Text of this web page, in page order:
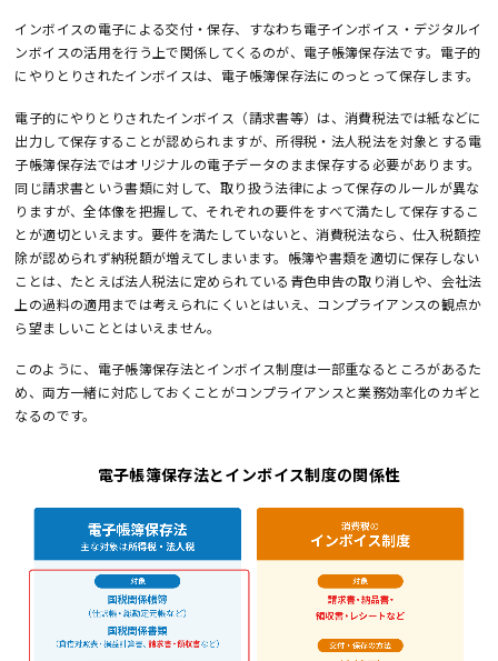
インボイスの電子による交付・保存、すなわち電子インボイス・デジタルイ
ンボイスの活用を行う上で関係してくるのが、電子帳簿保存法です。電子的
にやりとりされたインボイスは、電子帳簿保存法にのっとって保存します。
電子的にやりとりされたインボイス（請求書等）は、消費税法では紙などに
出力して保存することが認められますが、所得税・法人税法を対象とする電
子帳簿保存法ではオリジナルの電子データのまま保存する必要があります。
同じ請求書という書類に対して、取り扱う法律によって保存のルールが異な
りますが、全体像を把握して、それぞれの要件をすべて満たして保存するこ
とが適切といえます。要件を満たしていないと、消費税法なら、仕入税額控
除が認められず納税額が増えてしまいます。帳簿や書類を適切に保存しない
ことは、たとえば法人税法に定められている青色申告の取り消しや、会社法
上の過料の適用までは考えられにくいとはいえ、コンプライアンスの観点か
ら望ましいこととはいえません。
このように、電子帳簿保存法とインボイス制度は一部重なるところがあるた
め、両方一緒に対応しておくことがコンプライアンスと業務効率化のカギと
なるのです。
電子帳簿保存法とインボイス制度の関係性